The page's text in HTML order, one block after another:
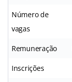
Número de
vagas
Remuneração
Inscrições